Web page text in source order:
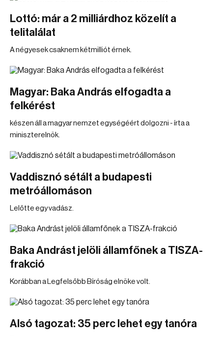
Lottó: már a 2 milliárdhoz közelít a
telitalálat
A négyesek csaknem kétmilliót érnek.
Magyar: Baka András elfogadta a
felkérést
készen áll a magyar nemzet egységéért dolgozni - írta a
miniszterelnök.
Vaddisznó sétált a budapesti
metróállomáson
Lelőtte egy vadász.
Baka Andrást jelöli államfőnek a TISZA-
frakció
Korábban a Legfelsőbb Bíróság elnöke volt.
Alsó tagozat: 35 perc lehet egy tanóra